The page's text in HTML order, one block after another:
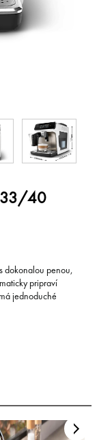
40
dokonalou penou,
pripraví
jednoduché